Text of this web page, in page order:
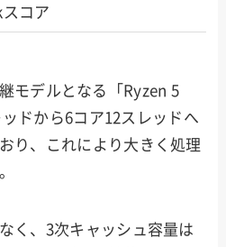
コア
モデルとなる「Ryzen 5
ドから6コア12スレッドへ
り、これにより大きく処理
く、3次キャッシュ容量は